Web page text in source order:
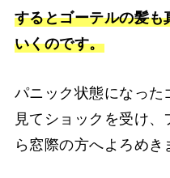
するとゴーテルの髪
いくのです。
パニック状態になっ
見てショックを受け
ら窓際の方へよろめき